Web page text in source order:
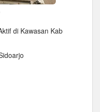
di Kawasan Kab